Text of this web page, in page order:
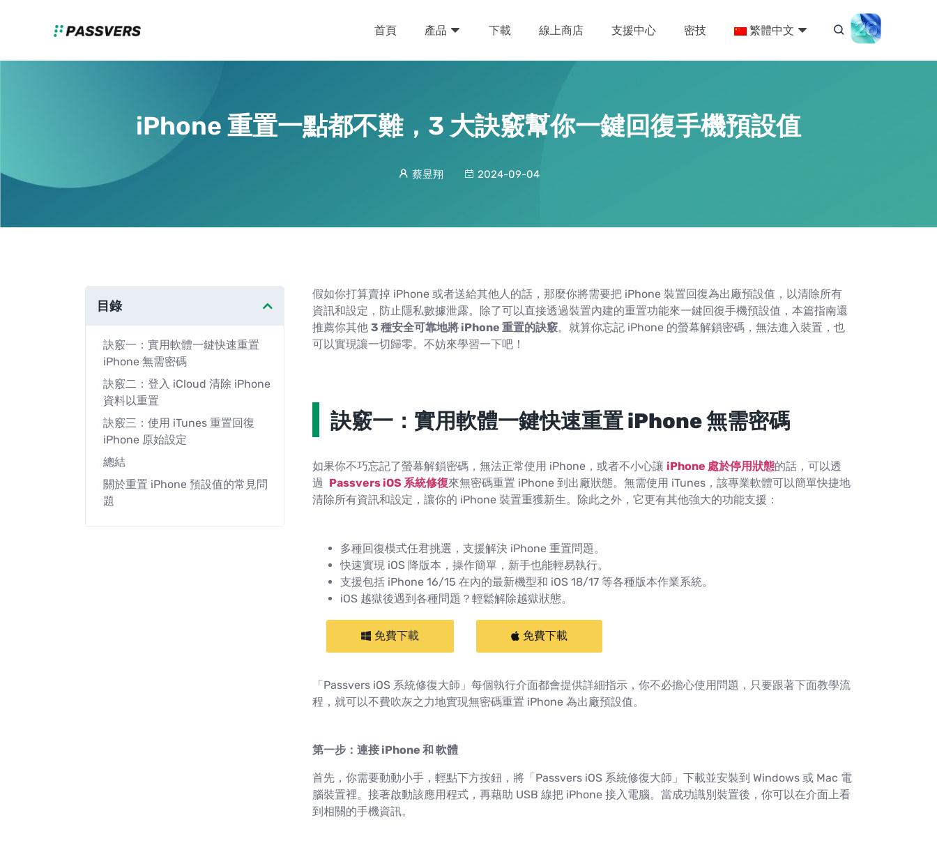
首頁 產品 下載 線上商店 支援中心 密技 繁體中文
iPhone 重置一點都不難，3 大訣竅幫你一鍵回復手機預設值
蔡昱翔 2024-09-04
目錄
訣竅一：實用軟體一鍵快速重置
iPhone 無需密碼
訣竅二：登入 iCloud 清除 iPhone
資料以重置
訣竅三：使用 iTunes 重置回復
iPhone 原始設定
總結
關於重置 iPhone 預設值的常見問
題
假如你打算賣掉 iPhone 或者送給其他人的話，那麼你將需要把 iPhone 裝置回復為出廠預設值，以清除所有
資訊和設定，防止隱私數據泄露。除了可以直接透過裝置內建的重置功能來一鍵回復手機預設值，本篇指南還
推薦你其他 3 種安全可靠地將 iPhone 重置的訣竅。就算你忘記 iPhone 的螢幕解鎖密碼，無法進入裝置，也
可以實現讓一切歸零。不妨來學習一下吧！
訣竅一：實用軟體一鍵快速重置 iPhone 無需密碼
如果你不巧忘記了螢幕解鎖密碼，無法正常使用 iPhone，或者不小心讓 iPhone 處於停用狀態的話，可以透
過 Passvers iOS 系統修復來無密碼重置 iPhone 到出廠狀態。無需使用 iTunes，該專業軟體可以簡單快捷地
清除所有資訊和設定，讓你的 iPhone 裝置重獲新生。除此之外，它更有其他強大的功能支援：
多種回復模式任君挑選，支援解決 iPhone 重置問題。
快速實現 iOS 降版本，操作簡單，新手也能輕易執行。
支援包括 iPhone 16/15 在內的最新機型和 iOS 18/17 等各種版本作業系統。
iOS 越獄後遇到各種問題？輕鬆解除越獄狀態。
免費下載 免費下載
「Passvers iOS 系統修復大師」每個執行介面都會提供詳細指示，你不必擔心使用問題，只要跟著下面教學流
程，就可以不費吹灰之力地實現無密碼重置 iPhone 為出廠預設值。
第一步：連接 iPhone 和 軟體
首先，你需要動動小手，輕點下方按鈕，將「Passvers iOS 系統修復大師」下載並安裝到 Windows 或 Mac 電
腦裝置裡。接著啟動該應用程式，再藉助 USB 線把 iPhone 接入電腦。當成功識別裝置後，你可以在介面上看
到相關的手機資訊。